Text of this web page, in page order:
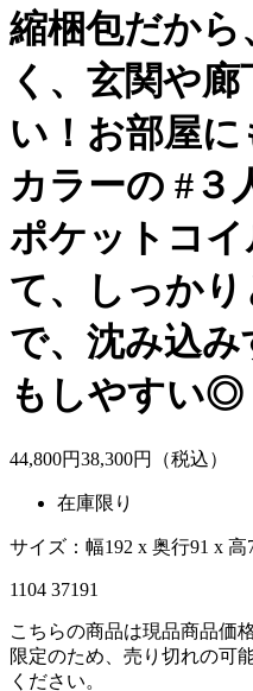
縮梱包だか
く、玄関や
い！お部屋
カラーの #３
ポケットコ
て、しっか
で、沈み込み
もしやすい◎
44,800円38,300円（税込）
在庫限り
サイズ：幅192 x 奥行91 x 高
1104 37191
こちらの商品は現品商品価
限定のため、売り切れの可
ください。